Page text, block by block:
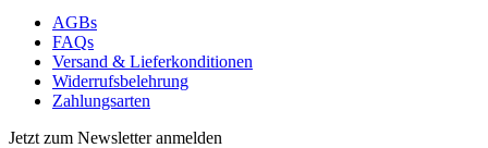
AGBs
FAQs
Versand & Lieferkonditionen
Widerrufsbelehrung
Zahlungsarten
Jetzt zum Newsletter anmelden